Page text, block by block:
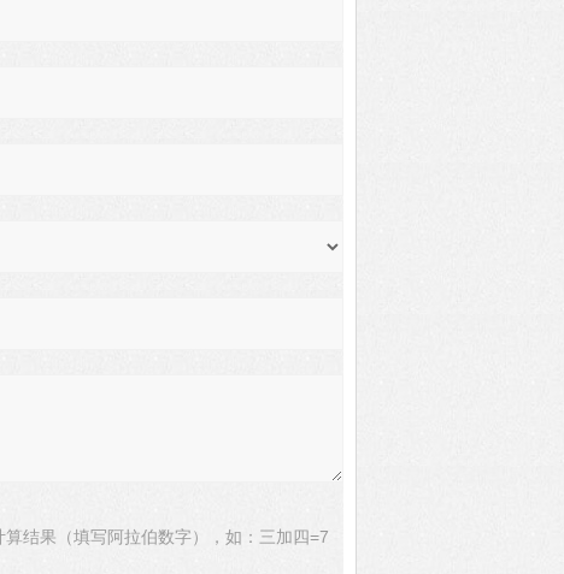
算结果（填写阿拉伯数字），如：三加四=7